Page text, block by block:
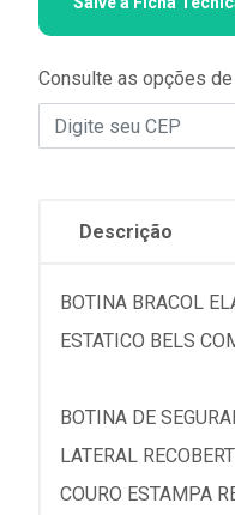
Consulte as opções
Descrição
BOTINA BRACOL
ESTATICO BELS
BOTINA DE
LATERAL
COURO ESTAMPA